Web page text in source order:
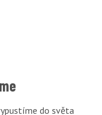
do světa